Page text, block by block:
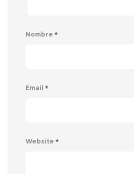
Nombre *
Email *
Website *